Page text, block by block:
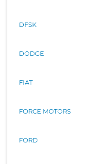
DFSK
DODGE
FIAT
FORCE MOTORS
FORD